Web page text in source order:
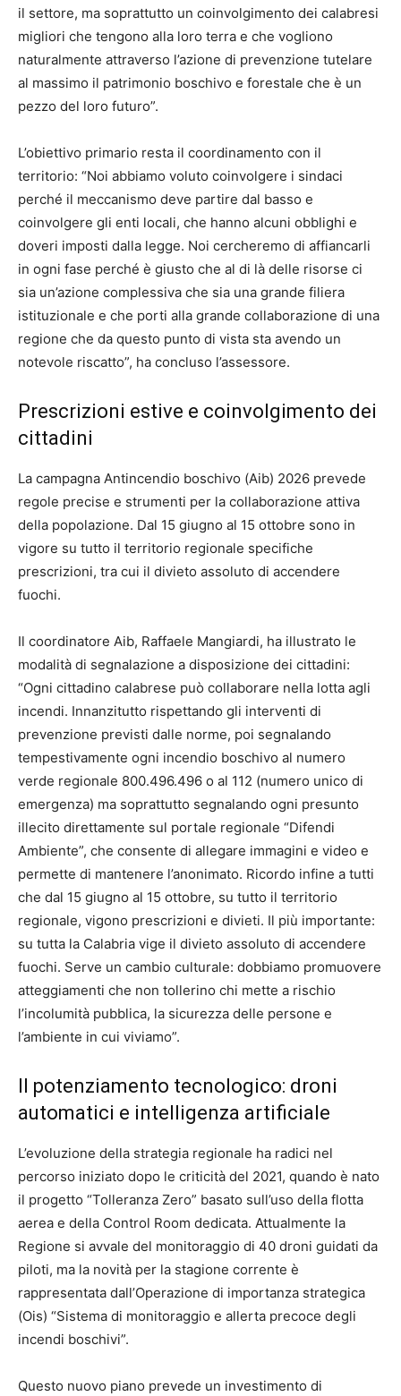
il settore, ma soprattutto un coinvolgimento dei calabresi
migliori che tengono alla loro terra e che vogliono
naturalmente attraverso l’azione di prevenzione tutelare
al massimo il patrimonio boschivo e forestale che è un
pezzo del loro futuro”.
L’obiettivo primario resta il coordinamento con il
territorio: “Noi abbiamo voluto coinvolgere i sindaci
perché il meccanismo deve partire dal basso e
coinvolgere gli enti locali, che hanno alcuni obblighi e
doveri imposti dalla legge. Noi cercheremo di affiancarli
in ogni fase perché è giusto che al di là delle risorse ci
sia un’azione complessiva che sia una grande filiera
istituzionale e che porti alla grande collaborazione di una
regione che da questo punto di vista sta avendo un
notevole riscatto”, ha concluso l’assessore.
Prescrizioni estive e coinvolgimento dei
cittadini
La campagna Antincendio boschivo (Aib) 2026 prevede
regole precise e strumenti per la collaborazione attiva
della popolazione. Dal 15 giugno al 15 ottobre sono in
vigore su tutto il territorio regionale specifiche
prescrizioni, tra cui il divieto assoluto di accendere
fuochi.
Il coordinatore Aib, Raffaele Mangiardi, ha illustrato le
modalità di segnalazione a disposizione dei cittadini:
“Ogni cittadino calabrese può collaborare nella lotta agli
incendi. Innanzitutto rispettando gli interventi di
prevenzione previsti dalle norme, poi segnalando
tempestivamente ogni incendio boschivo al numero
verde regionale 800.496.496 o al 112 (numero unico di
emergenza) ma soprattutto segnalando ogni presunto
illecito direttamente sul portale regionale “Difendi
Ambiente”, che consente di allegare immagini e video e
permette di mantenere l’anonimato. Ricordo infine a tutti
che dal 15 giugno al 15 ottobre, su tutto il territorio
regionale, vigono prescrizioni e divieti. Il più importante:
su tutta la Calabria vige il divieto assoluto di accendere
fuochi. Serve un cambio culturale: dobbiamo promuovere
atteggiamenti che non tollerino chi mette a rischio
l’incolumità pubblica, la sicurezza delle persone e
l’ambiente in cui viviamo”.
Il potenziamento tecnologico: droni
automatici e intelligenza artificiale
L’evoluzione della strategia regionale ha radici nel
percorso iniziato dopo le criticità del 2021, quando è nato
il progetto “Tolleranza Zero” basato sull’uso della flotta
aerea e della Control Room dedicata. Attualmente la
Regione si avvale del monitoraggio di 40 droni guidati da
piloti, ma la novità per la stagione corrente è
rappresentata dall’Operazione di importanza strategica
(Ois) “Sistema di monitoraggio e allerta precoce degli
incendi boschivi”.
Questo nuovo piano prevede un investimento di